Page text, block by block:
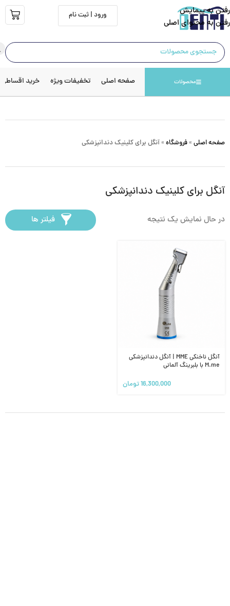
رفتن به پیمایش
رفتن به محتوای اصلی
ورود | ثبت نام
محصولات صفحه اصلی تخفیفات ویژه خرید اقساطی
صفحه اصلی » فروشگاه » آنگل برای کلینیک دندانپزشکی
آنگل برای کلینیک دندانپزشکی
در حال نمایش یک نتیجه فیلتر ها
آنگل ناخنکی MME | آنگل دندانپزشکی
M.me با بلبرینگ آلمانی
16,300,000تومان